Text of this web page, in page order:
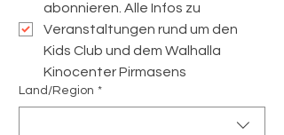
abonnieren. Alle Infos zu
Veranstaltungen rund um den
Kids Club und dem Walhalla
Kinocenter Pirmasens
Adresse
Land/Region *